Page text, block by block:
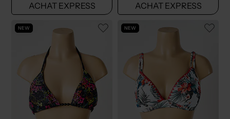
ACHAT EXPRESS ACHAT EXPRESS
NEW NEW